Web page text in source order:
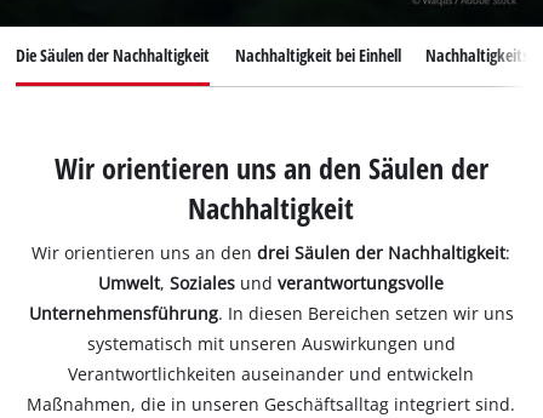
Die Säulen der Nachhaltigkeit Nachhaltigkeit bei Einhell
Wir orientieren uns an den Säulen der
Nachhaltigkeit
Wir orientieren uns an dendrei Säulen der Nachhaltigkeit:
Umwelt,Soziales undverantwortungsvolle
Unternehmensführung. In diesen Bereichen setzen wir uns
systematisch mit unseren Auswirkungen und
Verantwortlichkeiten auseinander und entwickeln
Maßnahmen, die in unseren Geschäftsalltag integriert sind.